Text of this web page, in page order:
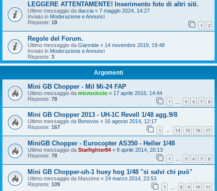
LEGGERE ATTENTAMENTE! Inserimento foto di altri siti.
Ultimo messaggio da daccia « 7 maggio 2024, 14:27
Inviato in Moderazione e Annunci
Risposte: 18 1 2
Regole del Forum.
Ultimo messaggio da Giannide « 14 novembre 2019, 19:48
Inviato in Moderazione e Annunci
Risposte: 3
Argomenti
Mini GB Chopper - Mil Mi-24 FAP
Ultimo messaggio da microciccio « 17 aprile 2016, 14:44
Risposte: 78 1 5 6 7 8
Mini GB Chopper 2013 - UH-1C Revell 1/48 agg.9/8
Ultimo messaggio da Bonovox « 16 agosto 2014, 12:17
Risposte: 167 1 … 14 15 16 17
MiniGB Chopper - Eurocopter AS350 - Heller 1/48
Ultimo messaggio da Starfighter84 « 8 aprile 2014, 20:13
Risposte: 78 1 … 5 6 7 8
Mini GB Chopper-uh-1 huey hog 1/48 "si salvi chi può"
Ultimo messaggio da Massimo « 24 marzo 2014, 23:53
Risposte: 109 1 8 9 10 11